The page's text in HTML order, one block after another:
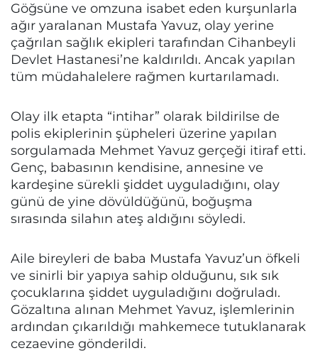
Göğsüne ve omzuna isabet eden kurşunlarla
ağır yaralanan Mustafa Yavuz, olay yerine
çağrılan sağlık ekipleri tarafından Cihanbeyli
Devlet Hastanesi’ne kaldırıldı. Ancak yapılan
tüm müdahalelere rağmen kurtarılamadı.
Olay ilk etapta “intihar” olarak bildirilse de
polis ekiplerinin şüpheleri üzerine yapılan
sorgulamada Mehmet Yavuz gerçeği itiraf etti.
Genç, babasının kendisine, annesine ve
kardeşine sürekli şiddet uyguladığını, olay
günü de yine dövüldüğünü, boğuşma
sırasında silahın ateş aldığını söyledi.
Aile bireyleri de baba Mustafa Yavuz’un öfkeli
ve sinirli bir yapıya sahip olduğunu, sık sık
çocuklarına şiddet uyguladığını doğruladı.
Gözaltına alınan Mehmet Yavuz, işlemlerinin
ardından çıkarıldığı mahkemece tutuklanarak
cezaevine gönderildi.